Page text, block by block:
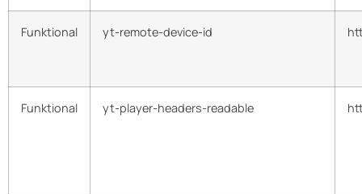
Funktional yt-remote-device-id
Funktional yt-player-headers-readable